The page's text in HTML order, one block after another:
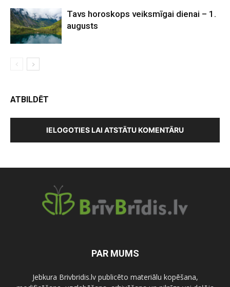
Tavs horoskops veiksmīgai dienai – 1.
augusts
ATBILDĒT
IELOGOTIES LAI ATSTĀTU KOMENTĀRU
PAR MUMS
Jebkura Brivbridis.lv publicēto materiālu kopēšana,